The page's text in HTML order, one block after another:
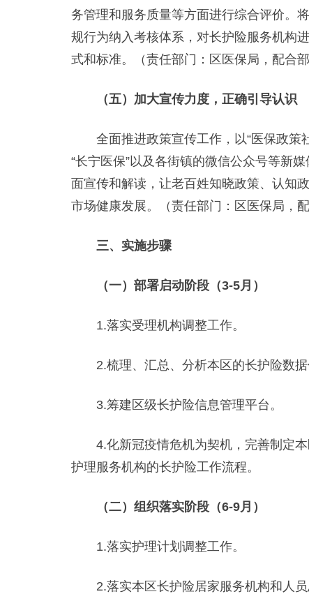
务管理和服务质量等方面进行综合评价。
规行为纳入考核体系，对长护险服务机构
式和标准。（责任部门：区医保局，配合
（五）加大宣传力度，正确引导认识
全面推进政策宣传工作，以“医保政策社
“长宁医保”以及各街镇的微信公众号等新
面宣传和解读，让老百姓知晓政策、认知
市场健康发展。（责任部门：区医保局，
三、实施步骤
（一）部署启动阶段（3-5月）
1.落实受理机构调整工作。
2.梳理、汇总、分析本区的长护险数据
3.筹建区级长护险信息管理平台。
4.化新冠疫情危机为契机，完善制定本
护理服务机构的长护险工作流程。
（二）组织落实阶段（6-9月）
1.落实护理计划调整工作。
2.落实本区长护险居家服务机构和人员